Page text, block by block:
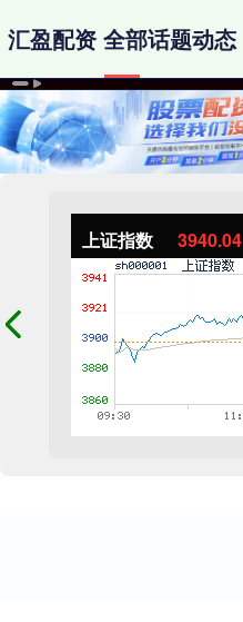
上证指数 3940.04
汇盈配资 全部话题动态